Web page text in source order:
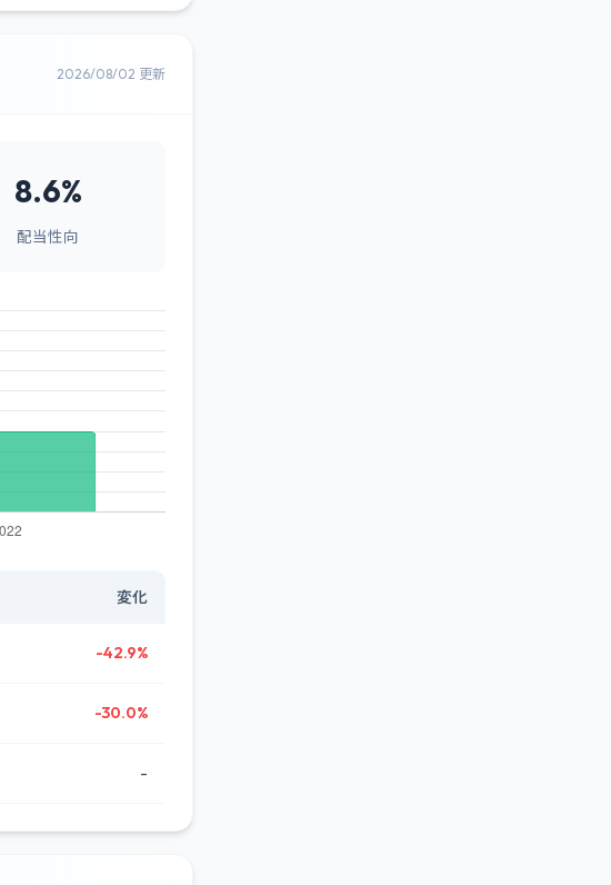
2026/08/02 更新
8.6%
配当性向
変化
-42.9%
-30.0%
-